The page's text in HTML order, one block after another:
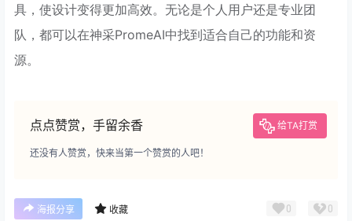
具，使设计变得更加高效。无论是个人用户还是专业团
队，都可以在神采PromeAI中找到适合自己的功能和资
源。
点点赞赏，手留余香 给TA打赏
还没有人赞赏，快来当第一个赞赏的人吧！
海报分享 收藏 0 0